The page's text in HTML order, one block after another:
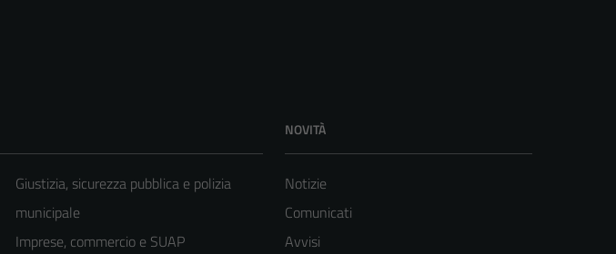
Giustizia, sicurezza pubblica e polizia
municipale
Imprese, commercio e SUAP
NOVITÀ
Notizie
Comunicati
Avvisi